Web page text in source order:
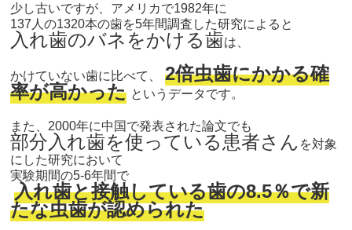
少し古いですが、アメリカで1982年に
137人の1320本の歯を5年間調査した研究によると
入れ歯のバネをかける歯は、
かけていない歯に比べて、
2倍虫歯にかかる確
率が高かった というデータです。
また、2000年に中国で発表された論文でも
部分入れ歯を使っている患者さん を対象
にした研究において
実験期間の5-6年間で
入れ歯と接触している歯の8.5％で新
たな虫歯が認められた